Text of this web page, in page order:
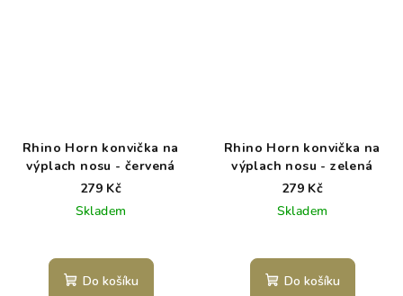
Rhino Horn konvička na
výplach nosu - červená
279 Kč
Skladem
Do košíku
Rhino Horn konvička na
výplach nosu - zelená
279 Kč
Skladem
Do košíku